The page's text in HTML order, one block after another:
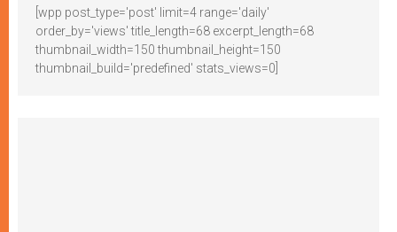
[wpp post_type='post' limit=4 range='daily'
order_by='views' title_length=68 excerpt_length=68
thumbnail_width=150 thumbnail_height=150
thumbnail_build='predefined' stats_views=0]